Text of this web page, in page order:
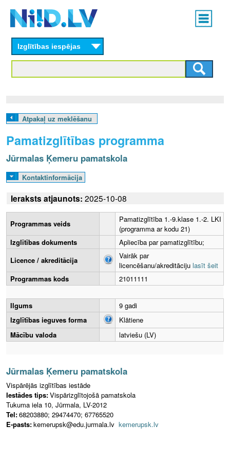
content
Main
menu
L
V
Izglītības iespējas
Atpakaļ uz meklēšanu
Pamatizglītības programma
Jūrmalas Ķemeru pamatskola
Kontaktinformācija
Ieraksts atjaunots: 2025-10-08
Programmas veids
Pamatizglītība 1.-9.klase 1.-2. LKI
(programma ar kodu 21)
Izglītības dokuments
Apliecība par pamatizglītību;
Licence / akreditācija
Vairāk par
licencēšanu/akreditāciju lasīt šeit
Programmas kods
21011111
Ilgums
9 gadi
Izglītības ieguves forma
Klātiene
Mācību valoda
latviešu (LV)
Jūrmalas Ķemeru pamatskola
Vispārējās izglītības iestāde
Iestādes tips:Vispārizglītojošā pamatskola
Tukuma iela 10, Jūrmala, LV-2012
Tel:68203880; 29474470; 67765520
E-pasts:kemerupsk@edu.jurmala.lv kemerupsk.lv